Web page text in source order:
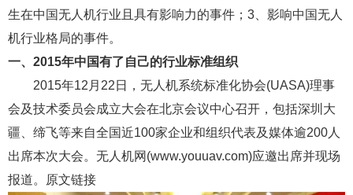
生在中国无人机行业且具有影响力的事件；3、影响中国无人
机行业格局的事件。
一、2015年中国有了自己的行业标准组织
2015年12月22日，无人机系统标准化协会(UASA)理事
会及技术委员会成立大会在北京会议中心召开，包括深圳大
疆、缔飞等来自全国近100家企业和组织代表及媒体逾200人
出席本次大会。无人机网(www.youuav.com)应邀出席并现场
报道。原文链接